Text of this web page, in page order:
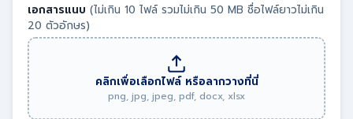
เอกสารแนบ(ไม่เกิน 10 ไฟล์ รวมไม่เกิน 50 MB ชื่อไฟล์ยาวไม่เกิน
20 ตัวอักษร)
คลิกเพื่อเลือกไฟล์ หรือลากวางที่นี่
png, jpg, jpeg, pdf, docx, xlsx